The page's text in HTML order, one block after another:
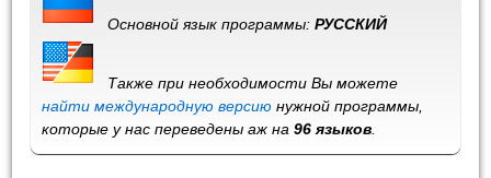
Основной язык программы:РУССКИЙ
Также при необходимости Вы можете
найти международную версию нужной программы,
которые у нас переведены аж на96 языков